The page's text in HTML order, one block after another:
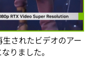
生されたビデオのアー
りました。